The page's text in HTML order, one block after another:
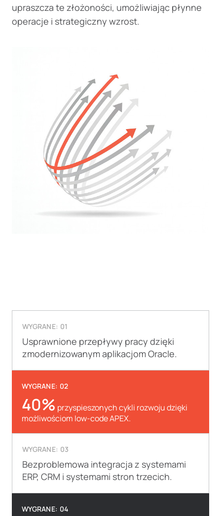
upraszcza te złożoności, umożliwiając płynne
operacje i strategiczny wzrost.
WYGRANE: 01
Usprawnione przepływy pracy dzięki
zmodernizowanym aplikacjom Oracle.
WYGRANE: 02
40% przyspieszonych cykli rozwoju dzięki
możliwościom low-code APEX.
WYGRANE: 03
Bezproblemowa integracja z systemami
ERP, CRM i systemami stron trzecich.
WYGRANE: 04